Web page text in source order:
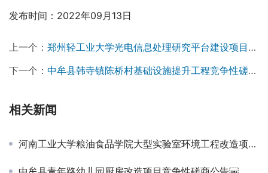
发布时间：2022年09月13日
上一个： 郑州轻工业大学光电信息处理研究平台建设项目竞争性磋商公告￼
下一个： 中牟县韩寺镇陈桥村基础设施提升工程竞争性磋商公告￼
相关新闻
河南工业大学粮油食品学院大型实验室环境工程改造项目成交公告